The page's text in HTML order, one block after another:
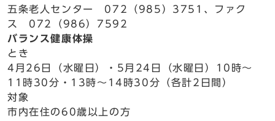
五条老人センター 072（985）3751、ファク
ス 072（986）7592
バランス健康体操
とき
4月26日（水曜日）・5月24日（水曜日）10時～
11時30分・13時～14時30分（各計2日間）
対象
市内在住の60歳以上の方